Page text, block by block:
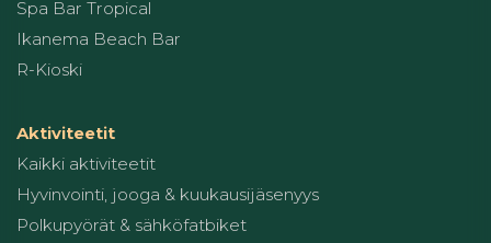
Spa Bar Tropical
Ikanema Beach Bar
R-Kioski
Aktiviteetit
Kaikki aktiviteetit
Hyvinvointi, jooga & kuukausijäsenyys
Polkupyörät & sähköfatbiket